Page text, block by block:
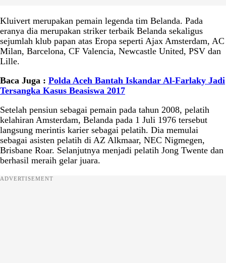
Kluivert merupakan pemain legenda tim Belanda. Pada
eranya dia merupakan striker terbaik Belanda sekaligus
sejumlah klub papan atas Eropa seperti Ajax Amsterdam, AC
Milan, Barcelona, CF Valencia, Newcastle United, PSV dan
Lille.
Baca Juga : Polda Aceh Bantah Iskandar Al-Farlaky Jadi
Tersangka Kasus Beasiswa 2017
Setelah pensiun sebagai pemain pada tahun 2008, pelatih
kelahiran Amsterdam, Belanda pada 1 Juli 1976 tersebut
langsung merintis karier sebagai pelatih. Dia memulai
sebagai asisten pelatih di AZ Alkmaar, NEC Nigmegen,
Brisbane Roar. Selanjutnya menjadi pelatih Jong Twente dan
berhasil meraih gelar juara.
ADVERTISEMENT